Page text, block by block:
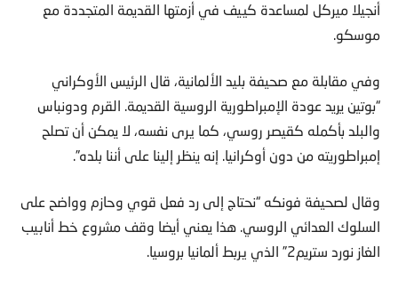
أنجيلا ميركل لمساعدة كييف في أزمتها القديمة المتجددة مع
موسكو.
وفي مقابلة مع صحيفة بليد الألمانية، قال الرئيس الأوكراني
“بوتين يريد عودة الإمبراطورية الروسية القديمة. القرم ودونباس
والبلد بأكمله كقيصر روسي، كما يرى نفسه، لا يمكن أن تصلح
إمبراطوريته من دون أوكرانيا. إنه ينظر إلينا على أننا بلده”.
وقال لصحيفة فونكه “نحتاج إلى رد فعل قوي وحازم وواضح على
السلوك العدائي الروسي. هذا يعني أيضا وقف مشروع خط أنابيب
الغاز نورد ستريم2” الذي يربط ألمانيا بروسيا.